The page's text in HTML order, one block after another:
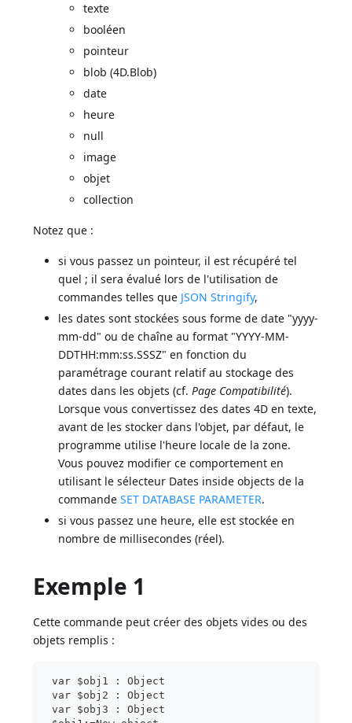
texte
booléen
pointeur
blob (4D.Blob)
date
heure
null
image
objet
collection
Notez que :
si vous passez un pointeur, il est récupéré tel
quel ; il sera évalué lors de l'utilisation de
commandes telles que JSON Stringify,
les dates sont stockées sous forme de date "yyyy-
mm-dd" ou de chaîne au format "YYYY-MM-
DDTHH:mm:ss.SSSZ" en fonction du
paramétrage courant relatif au stockage des
dates dans les objets (cf.Page Compatibilité).
Lorsque vous convertissez des dates 4D en texte,
avant de les stocker dans l'objet, par défaut, le
programme utilise l'heure locale de la zone.
Vous pouvez modifier ce comportement en
utilisant le sélecteur Dates inside objects de la
commandeSET DATABASE PARAMETER.
si vous passez une heure, elle est stockée en
nombre de millisecondes (réel).
Exemple 1
Cette commande peut créer des objets vides ou des
objets remplis :
var $obj1 : Object
var $obj2 : Object
var $obj3 : Object